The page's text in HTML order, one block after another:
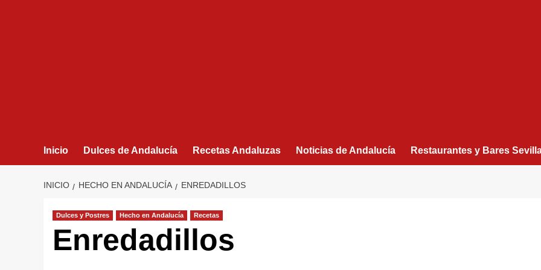
Inicio Dulces de Andalucía Recetas Andaluzas Noticias de Andalucía Restaurantes y Bares
INICIO HECHO EN ANDALUCÍA ENREDADILLOS
Dulces y Postres Hecho en Andalucía Recetas
Enredadillos